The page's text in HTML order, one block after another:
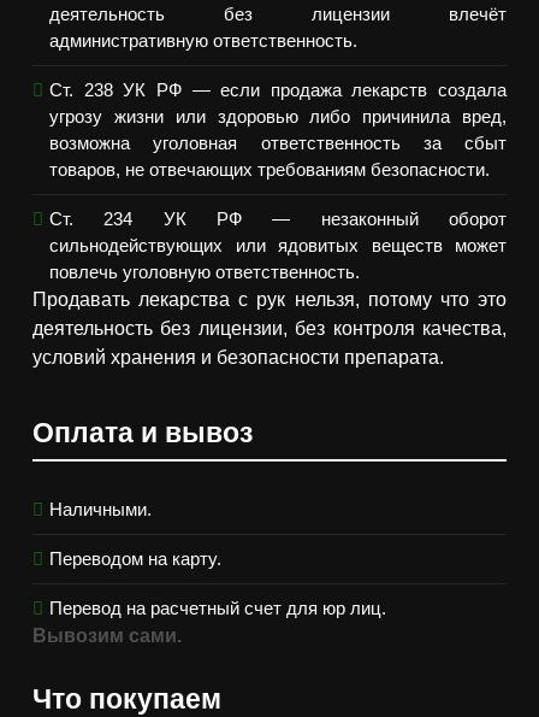
деятельность без лицензии влечёт
административную ответственность.
Ст. 238 УК РФ — если продажа лекарств создала
угрозу жизни или здоровью либо причинила вред,
возможна уголовная ответственность за сбыт
товаров, не отвечающих требованиям безопасности.
Ст. 234 УК РФ — незаконный оборот
сильнодействующих или ядовитых веществ может
повлечь уголовную ответственность.
Продавать лекарства с рук нельзя, потому что это
деятельность без лицензии, без контроля качества,
условий хранения и безопасности препарата.
Оплата и вывоз
Наличными.
Переводом на карту.
Перевод на расчетный счет для юр лиц.
Вывозим сами.
Что покупаем